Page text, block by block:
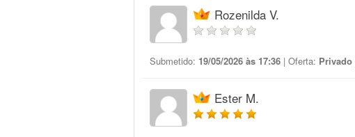
Rozenilda V.
Submetido: 19/05/2026 às 17:36 | Oferta: Privado
Ester M.